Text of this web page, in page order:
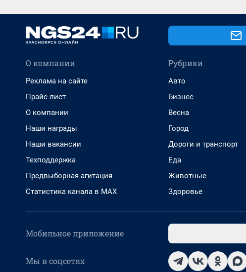
О компании
Реклама на сайте
Прайс-лист
О компании
Наши награды
Наши вакансии
Техподдержка
Предвыборная агитация
Статистика канала в MAX
Рубрики
Авто
Бизнес
Весна
Город
Дороги и транспорт
Еда
Животные
Здоровье
Мобильное приложение
Мы в соцсетях